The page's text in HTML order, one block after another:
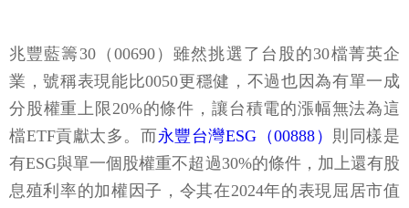
兆豐藍籌30（00690）雖然挑選了台股的30檔菁英企
業，號稱表現能比0050更穩健，不過也因為有單一成
分股權重上限20%的條件，讓台積電的漲幅無法為這
檔ETF貢獻太多。而永豐台灣ESG（00888） 則同樣是
有ESG與單一個股權重不超過30%的條件，加上還有股
息殖利率的加權因子，令其在2024年的表現屈居市值